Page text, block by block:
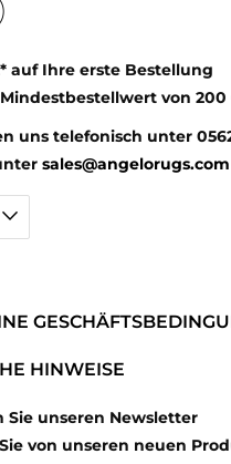
auf Ihre erste Bestellung
von 200
uns telefonisch unter
sales@angelorugs.com
HINWEISE
Sie unseren Newsletter
von unseren neuen